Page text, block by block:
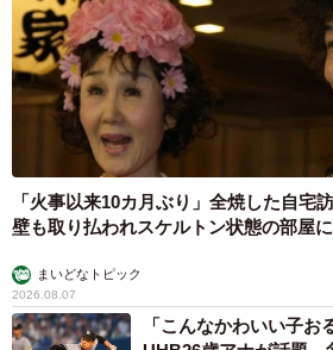
「火事以来10カ月ぶり」全焼した自
壁も取り払われスケルトン状態の部屋
まいどなトピック
2026.08.07
「こんなかわいい子